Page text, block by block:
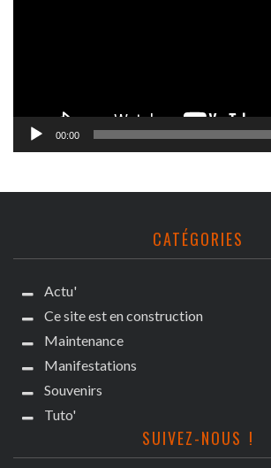
00:00
CATÉGORIES
Actu'
Ce site est en construction
Maintenance
Manifestations
Souvenirs
Tuto'
SUIVEZ-NOUS !